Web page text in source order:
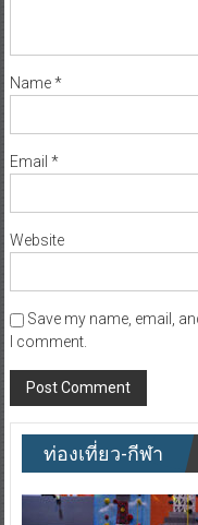
Name*
Email *
Website
Save my name, email,
I comment.
ท่องเที่ยว-กีฬา